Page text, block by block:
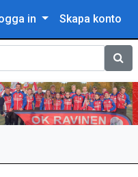
in Skapa konto
Sök